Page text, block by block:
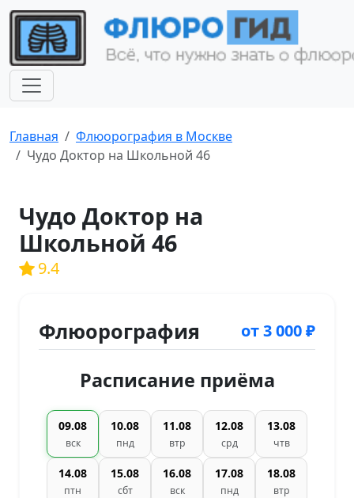
Главная
Флюорография в Москве
Чудо Доктор на Школьной 46
Чудо Доктор на
Школьной 46
9.4
Флюорография от 3 000 ₽
Расписание приёма
09.08
вск
10.08
пнд
11.08
втр
12.08
срд
13.08
чтв
14.08
птн
15.08
сбт
16.08
вск
17.08
пнд
18.08
втр